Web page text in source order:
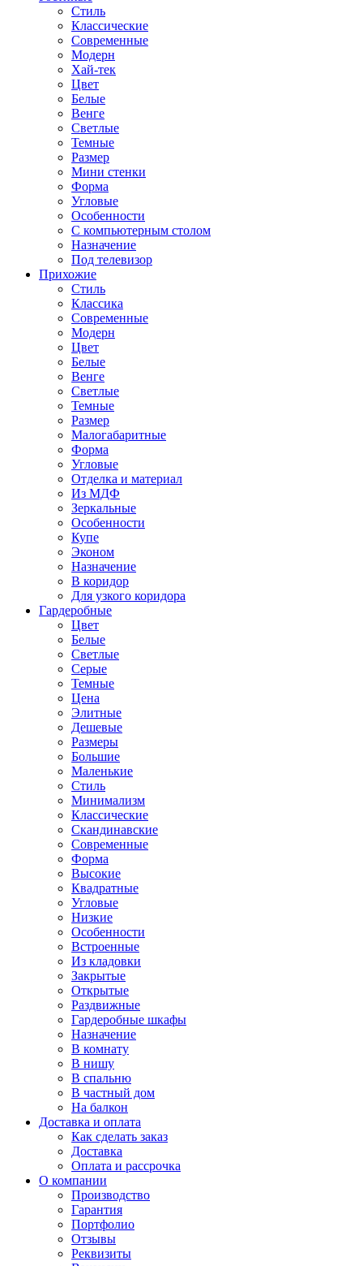
Стиль
Классические
Современные
Модерн
Хай-тек
Цвет
Белые
Венге
Светлые
Темные
Размер
Мини стенки
Форма
Угловые
Особенности
С компьютерным столом
Назначение
Под телевизор
Прихожие
Стиль
Классика
Современные
Модерн
Цвет
Белые
Венге
Светлые
Темные
Размер
Малогабаритные
Форма
Угловые
Отделка и материал
Из МДФ
Зеркальные
Особенности
Купе
Эконом
Назначение
В коридор
Для узкого коридора
Гардеробные
Цвет
Белые
Светлые
Серые
Темные
Цена
Элитные
Дешевые
Размеры
Большие
Маленькие
Стиль
Минимализм
Классические
Скандинавские
Современные
Форма
Высокие
Квадратные
Угловые
Низкие
Особенности
Встроенные
Из кладовки
Закрытые
Открытые
Раздвижные
Гардеробные шкафы
Назначение
В комнату
В нишу
В спальню
В частный дом
На балкон
Доставка и оплата
Как сделать заказ
Доставка
Оплата и рассрочка
О компании
Производство
Гарантия
Портфолио
Отзывы
Реквизиты